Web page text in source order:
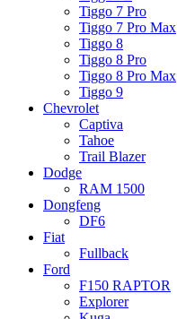
Tiggo 7 Pro
Tiggo 7 Pro Max
Tiggo 8
Tiggo 8 Pro
Tiggo 8 Pro Max
Tiggo 9
Chevrolet
Captiva
Tahoe
Trail Blazer
Dodge
RAM 1500
Dongfeng
DF6
Fiat
Fullback
Ford
F150 RAPTOR
Explorer